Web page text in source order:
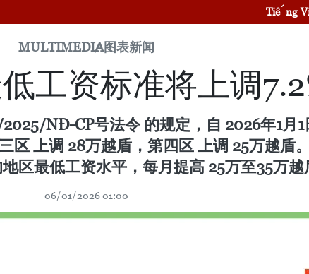
Tiếng
MULTIMEDIA图表新闻
工资标准将上调
NĐ-CP号法令 的规定，自 2026年1月
区 上调 28万越盾，第四区 上调 25万越盾
区最低工资水平，每月提高 25万至35万越
06/01/2026 01:00